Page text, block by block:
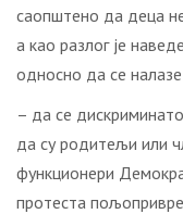
саопштено да деца
а као разлог је
односно да се
– да се
да су родитељи или
функционери
протеста